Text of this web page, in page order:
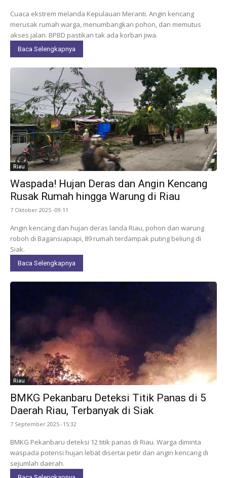
Cuaca ekstrem melanda Kepulauan Meranti. Angin kencang
merusak rumah warga, menumbangkan pohon, dan memutus
akses jalan. BPBD pastikan tak ada korban jiwa.
Baca Selengkapnya
Riau
Waspada! Hujan Deras dan Angin Kencang
Rusak Rumah hingga Warung di Riau
7 Oktober 2025 -09:11
Angin kencang dan hujan deras landa Riau, pohon dan warung
roboh di Bagansiapiapi, 89 rumah terdampak puting beliung di
Siak.
Baca Selengkapnya
Riau
BMKG Pekanbaru Deteksi Titik Panas di 5
Daerah Riau, Terbanyak di Siak
7 September 2025 -15:32
BMKG Pekanbaru deteksi 12 titik panas di Riau. Warga diminta
waspada potensi hujan lebat disertai petir dan angin kencang di
sejumlah daerah.